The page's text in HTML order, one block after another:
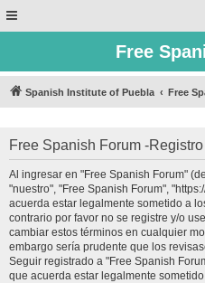
Free
Spanish Institute of Puebla Free
Free Spanish Forum -Registro
Al ingresar en "Free Spanish Forum"
"nuestro", "Free Spanish Forum",
acuerda estar legalmente sometido a
contrario por favor no se registre y/o
cambiar estos términos en cualquier
embargo sería prudente que los
Seguir registrado a "Free Spanish
que acuerda estar legalmente